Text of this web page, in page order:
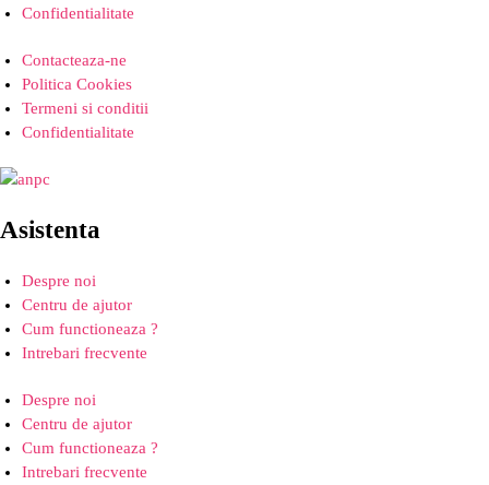
Confidentialitate
Contacteaza-ne
Politica Cookies
Termeni si conditii
Confidentialitate
Asistenta
Despre noi
Centru de ajutor
Cum functioneaza ?
Intrebari frecvente
Despre noi
Centru de ajutor
Cum functioneaza ?
Intrebari frecvente